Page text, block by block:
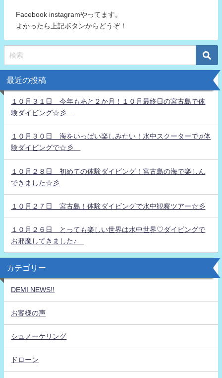
Facebook instagramやってます。
よかったら上記ボタンからどうぞ！
最近の投稿
１０月３１日 今年もあと２か月！１０月最終日の宮古島で体
験ダイビング☆彡
１０月３０日 海をいっぱい楽しみたい！水中スクーターで♫体
験ダイビングで☆彡
１０月２８日 初めての体験ダイビング！宮古島の海で楽しん
できました☆彡
１０月２７日 宮古島！体験ダイビングで水中観察ツアー☆彡
１０月２６日 とっても楽しい世界は水中世界♡ダイビングで
お邪魔してきました♪
カテゴリー
DEMI NEWS!!
お客様の声
シュノーケリング
ドローン